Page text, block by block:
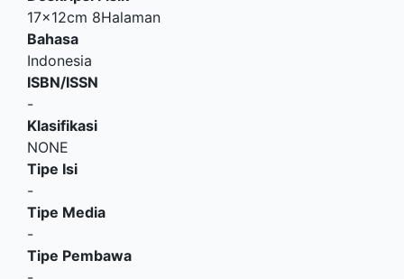
17x12cm 8Halaman
Bahasa
Indonesia
ISBN/ISSN
-
Klasifikasi
NONE
Tipe Isi
-
Tipe Media
-
Tipe Pembawa